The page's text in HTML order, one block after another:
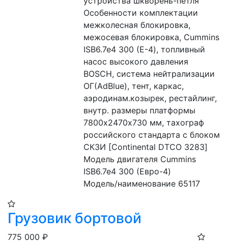
Особенности комплектации
межколесная блокировка,
межосевая блокировка, Cummins
ISB6.7e4 300 (Е-4), топливный
насос высокого давления
BOSCH, система нейтрализации
ОГ(AdBlue), тент, каркас,
аэродинам.козырек, рестайлинг,
внутр. размеры платформы
7800х2470х730 мм, тахограф
российского стандарта с блоком
СКЗИ [Continental DTCO 3283]
Модель двигателя Cummins
ISB6.7e4 300 (Евро-4)
Модель/наименование 65117
Грузовик бортовой
775 000 ₽